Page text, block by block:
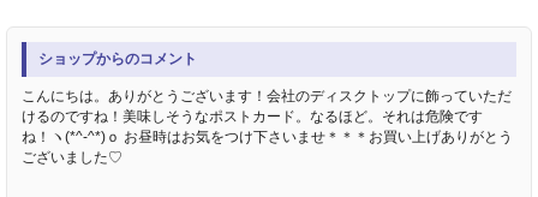
ショップからのコメント
こんにちは。ありがとうございます！会社のディスクトップに飾っていただ
けるのですね！美味しそうなポストカード。なるほど。それは危険です
ね！ヽ(*^-^*)ｏ お昼時はお気をつけ下さいませ＊＊＊お買い上げありがとう
ございました♡